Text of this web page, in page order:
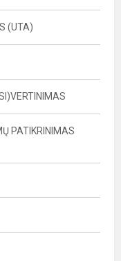
(UTA)
PATIKRINIMAS